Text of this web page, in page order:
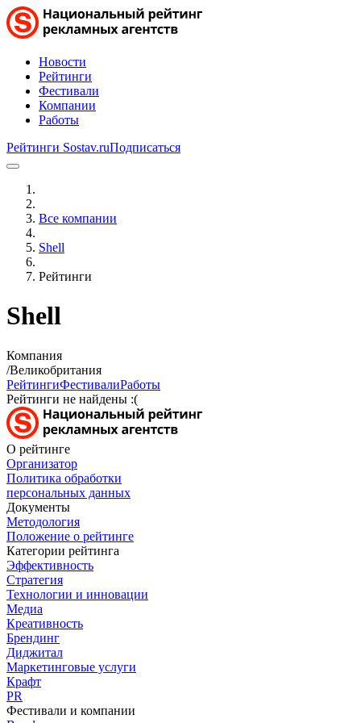
Новости
Рейтинги
Фестивали
Компании
Работы
Рейтинги Sostav.ruПодписаться
Все компании
Shell
Рейтинги
Shell
Компания
/Великобритания
РейтингиФестивалиРаботы
Рейтинги не найдены :(
О рейтинге
Организатор
Политика обработки
персональных данных
Документы
Методология
Положение о рейтинге
Категории рейтинга
Эффективность
Стратегия
Технологии и инновации
Медиа
Креативность
Брендинг
Диджитал
Маркетинговые услуги
Крафт
PR
Фестивали и компании